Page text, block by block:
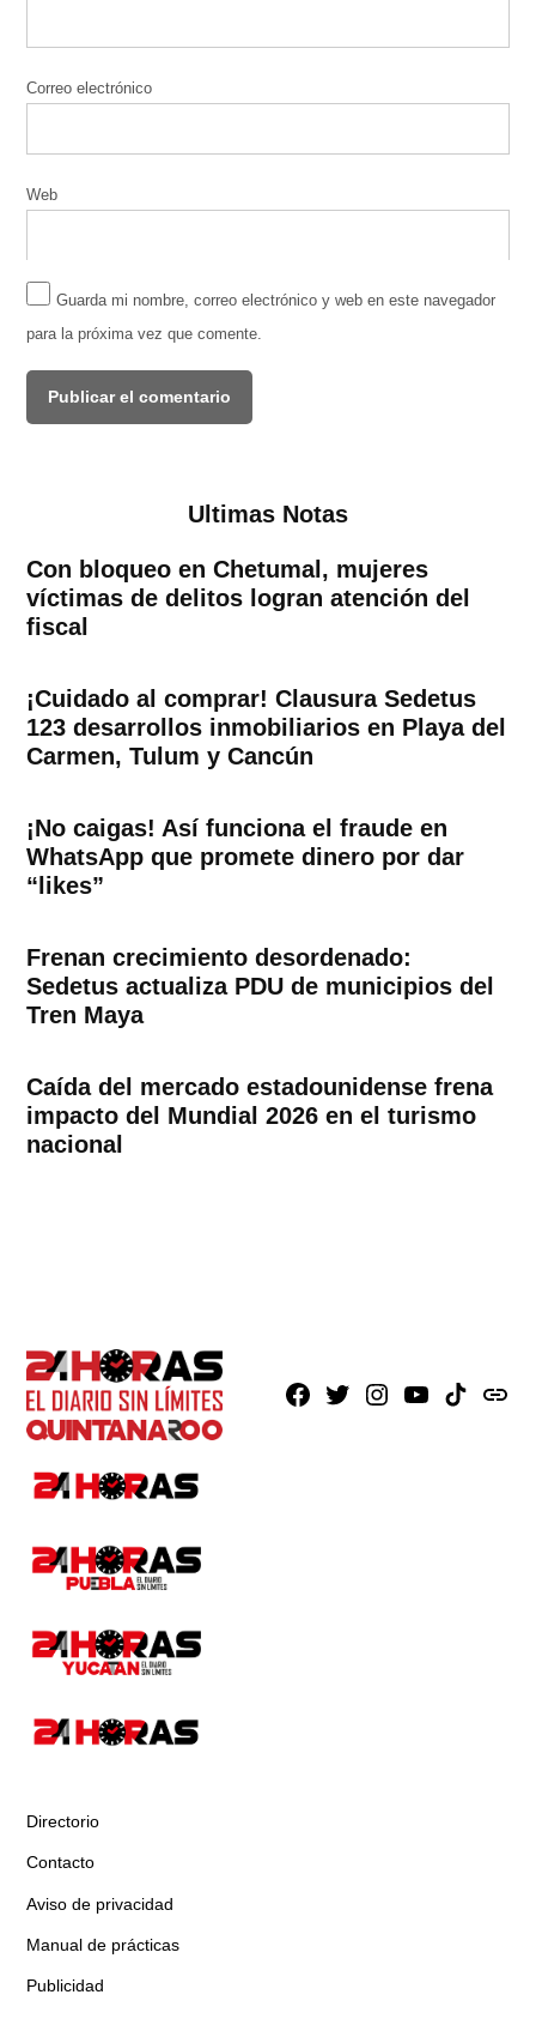
Correo electrónico
Web
Guarda mi nombre, correo electrónico y web en este navegador
para la próxima vez que comente.
Ultimas Notas
Con bloqueo en Chetumal, mujeres
víctimas de delitos logran atención del
fiscal
¡Cuidado al comprar! Clausura Sedetus
123 desarrollos inmobiliarios en Playa del
Carmen, Tulum y Cancún
¡No caigas! Así funciona el fraude en
WhatsApp que promete dinero por dar
“likes”
Frenan crecimiento desordenado:
Sedetus actualiza PDU de municipios del
Tren Maya
Caída del mercado estadounidense frena
impacto del Mundial 2026 en el turismo
nacional
Facebook
X Instagram
YoutubeTikTokissuu
Directorio
Contacto
Aviso de privacidad
Manual de prácticas
Publicidad